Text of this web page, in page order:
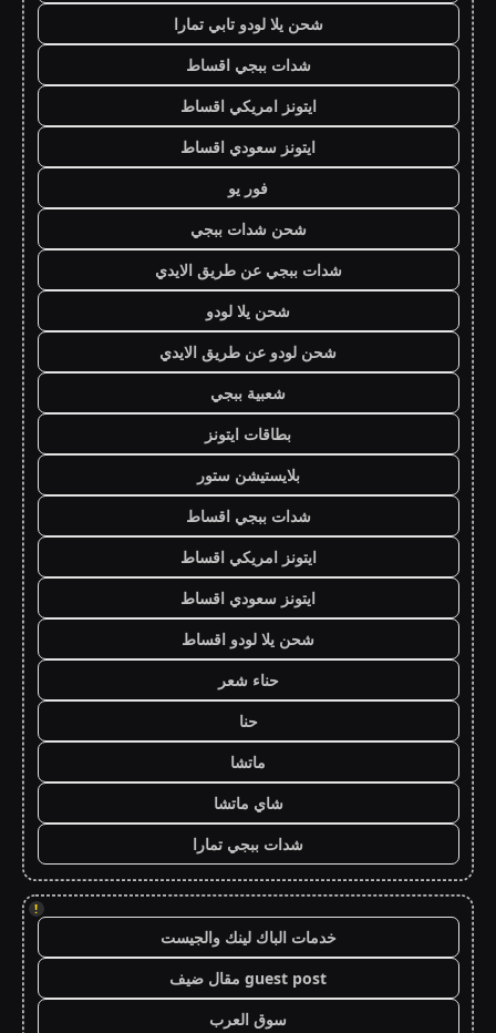
شحن يلا لودو تابي تمارا
شدات ببجي اقساط
ايتونز امريكي اقساط
ايتونز سعودي اقساط
فور يو
شحن شدات ببجي
شدات ببجي عن طريق الايدي
شحن يلا لودو
شحن لودو عن طريق الايدي
شعبية ببجي
بطاقات ايتونز
بلايستيشن ستور
شدات ببجي اقساط
ايتونز امريكي اقساط
ايتونز سعودي اقساط
شحن يلا لودو اقساط
حناء شعر
حنا
ماتشا
شاي ماتشا
شدات ببجي تمارا
!
خدمات الباك لينك والجيست
guest post مقال ضيف
سوق العرب